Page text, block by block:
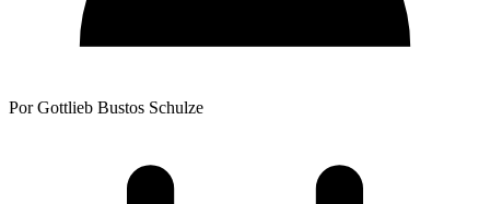
Por Gottlieb Bustos Schulze